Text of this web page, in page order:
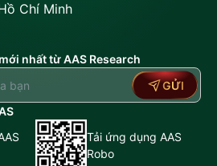
Chí Minh
nhất từ AAS Research
GỬI
Tải ứng dụng AAS
Robo